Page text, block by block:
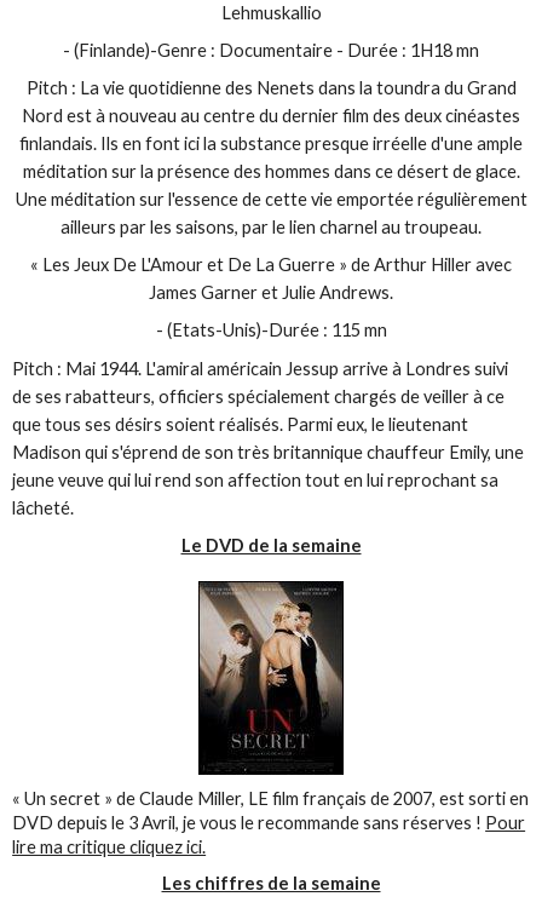
Lehmuskallio
- (Finlande)-Genre : Documentaire - Durée : 1H18 mn
Pitch : La vie quotidienne des Nenets dans la toundra du Grand
Nord est à nouveau au centre du dernier film des deux cinéastes
finlandais. Ils en font ici la substance presque irréelle d'une ample
méditation sur la présence des hommes dans ce désert de glace.
Une méditation sur l'essence de cette vie emportée régulièrement
ailleurs par les saisons, par le lien charnel au troupeau.
« Les Jeux De L'Amour et De La Guerre » de Arthur Hiller avec
James Garner et Julie Andrews.
- (Etats-Unis)-Durée : 115 mn
Pitch : Mai 1944. L'amiral américain Jessup arrive à Londres suivi
de ses rabatteurs, officiers spécialement chargés de veiller à ce
que tous ses désirs soient réalisés. Parmi eux, le lieutenant
Madison qui s'éprend de son très britannique chauffeur Emily, une
jeune veuve qui lui rend son affection tout en lui reprochant sa
lâcheté.
Le DVD de la semaine
« Un secret » de Claude Miller, LE film français de 2007, est sorti en
DVD depuis le 3 Avril, je vous le recommande sans réserves ! Pour
lire ma critique cliquez ici.
Les chiffres de la semaine